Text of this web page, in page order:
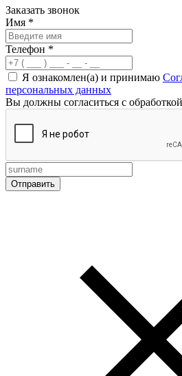
Заказать звонок
Имя *
Телефон *
Я ознакомлен(а) и принимаю
персональных данных
Вы должны согласиться с